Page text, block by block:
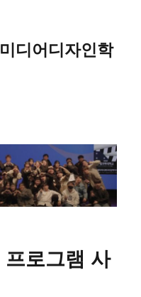
디어디자인학
로그램 사